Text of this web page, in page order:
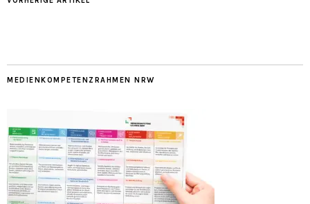
MEDIENKOMPETENZRAHMEN NRW